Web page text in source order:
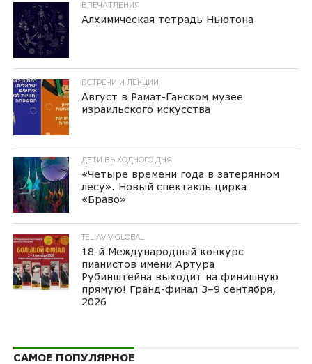
ВПЕЧАТЛЕНИЯ
Алхимическая тетрадь Ньютона
ВСТРЕЧИ И ЛЕКЦИИ
Август в Рамат-Ганском музее
израильского искусства
ДЕТИ ВЫХОДНОГО ДНЯ
«Четыре времени года в затерянном
лесу». Новый спектакль цирка
«Браво»
TEL AVIV GLOBAL
18-й Международный конкурс
пианистов имени Артура
Рубинштейна выходит на финишную
прямую! Гранд-финал 3–9 сентября,
2026
САМОЕ ПОПУЛЯРНОЕ